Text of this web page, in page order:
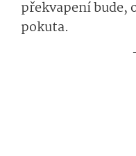
překvapení bude,
pokuta.